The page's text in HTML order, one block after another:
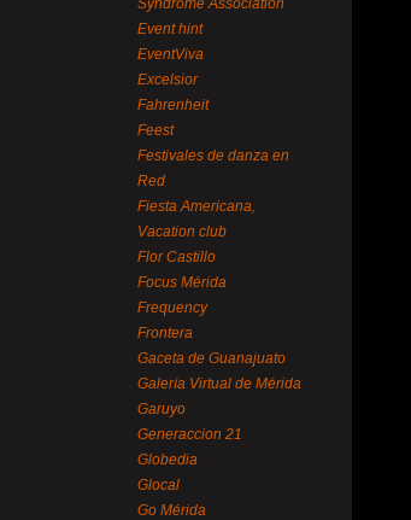
Syndrome Association
Event hint
EventViva
Excelsior
Fahrenheit
Feest
Festivales de danza en
Red
Fiesta Americana,
Vacation club
Flor Castillo
Focus Mérida
Frequency
Frontera
Gaceta de Guanajuato
Galería Virtual de Mérida
Garuyo
Generaccion 21
Globedia
Glocal
Go Mérida